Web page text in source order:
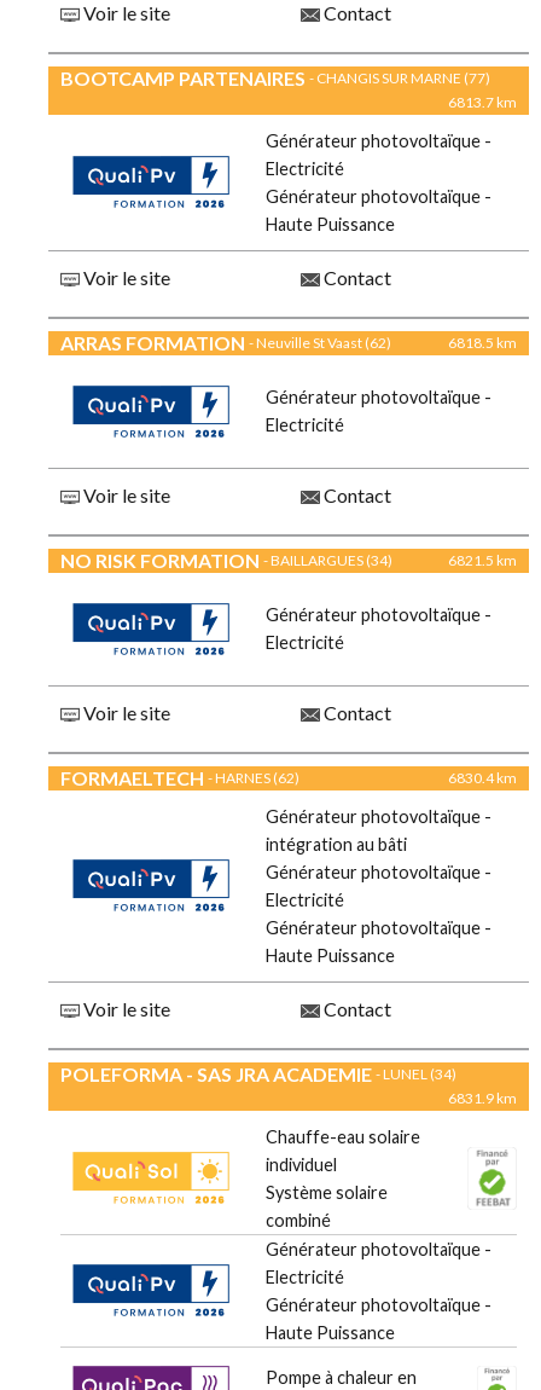
Voir le site Contact
BOOTCAMP PARTENAIRES - CHANGIS SUR MARNE (77)
6813.7 km
Générateur photovoltaïque -
Electricité
Générateur photovoltaïque -
Haute Puissance
Voir le site Contact
ARRAS FORMATION - Neuville St Vaast (62) 6818.5 km
Générateur photovoltaïque -
Electricité
Voir le site Contact
NO RISK FORMATION - BAILLARGUES (34) 6821.5 km
Générateur photovoltaïque -
Electricité
Voir le site Contact
FORMAELTECH - HARNES (62) 6830.4 km
Générateur photovoltaïque -
intégration au bâti
Générateur photovoltaïque -
Electricité
Générateur photovoltaïque -
Haute Puissance
Voir le site Contact
POLEFORMA - SAS JRA ACADEMIE - LUNEL (34)
6831.9 km
Chauffe-eau solaire
individuel
Système solaire
combiné
Générateur photovoltaïque -
Electricité
Générateur photovoltaïque -
Haute Puissance
Pompe à chaleur en